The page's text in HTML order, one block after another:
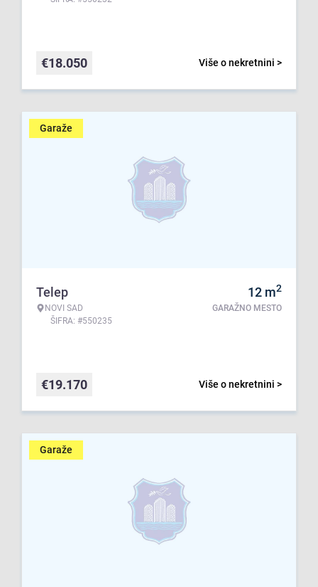
Više o nekretnini >
€18.050
Garaže
Telep
NOVI SAD
ŠIFRA: #550235
12 m2
GARAŽNO MESTO
Više o nekretnini >
€19.170
Garaže